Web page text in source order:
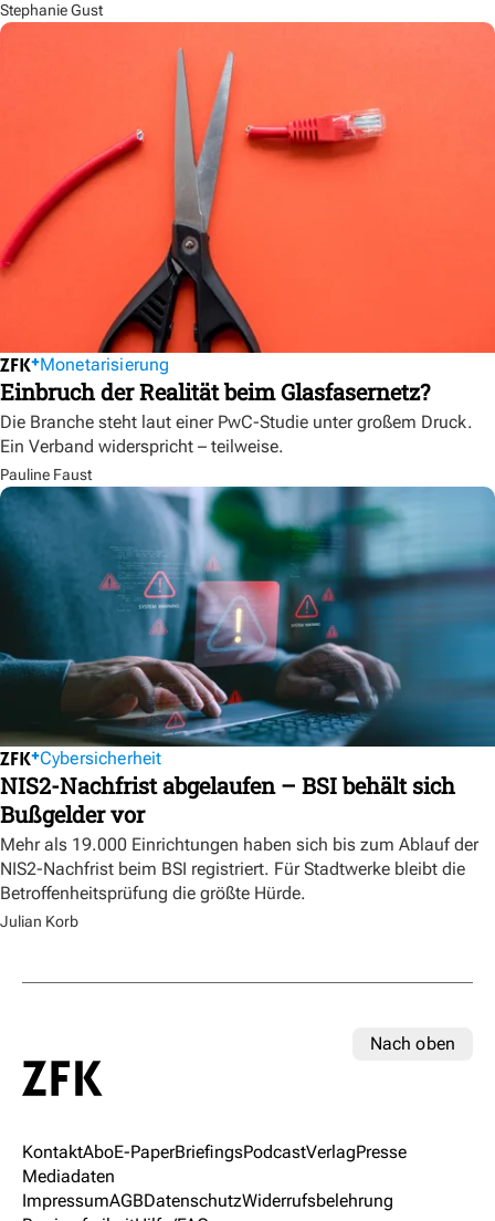
Stephanie Gust
Monetarisierung
Einbruch der Realität beim Glasfasernetz?
Die Branche steht laut einer PwC-Studie unter großem Druck.
Ein Verband widerspricht – teilweise.
Pauline Faust
Cybersicherheit
NIS2-Nachfrist abgelaufen – BSI behält sich
Bußgelder vor
Mehr als 19.000 Einrichtungen haben sich bis zum Ablauf der
NIS2-Nachfrist beim BSI registriert. Für Stadtwerke bleibt die
Betroffenheitsprüfung die größte Hürde.
Julian Korb
Nach oben
KontaktAboE-PaperBriefingsPodcastVerlagPresse
Mediadaten
ImpressumAGBDatenschutzWiderrufsbelehrung